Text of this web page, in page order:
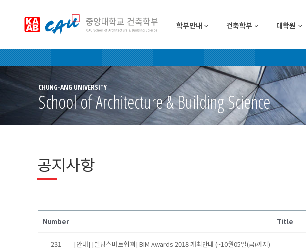
학부안내 건축학부 대학원
CHUNG-ANG UNIVERSITY
School of Architecture & Building Science
공지사항
Number Title
231 [안내] [빌딩스마트협회] BIM Awards 2018 개최안내 (~10월05일(금)까지)